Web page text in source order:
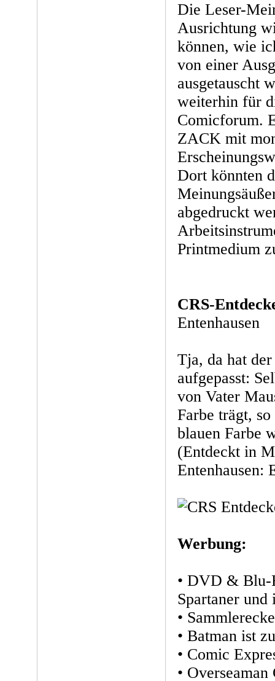
Die Leser-
Ausrichtung
können, wie
von einer
ausgetauscht
weiterhin für
Comicforum.
ZACK mit
Dort könnten
abgedruckt
Printmedium
CRS-
Entenhausen
Tja, da hat
aufgepasst:
von Vater
Farbe trägt,
blauen Farbe
(Entdeckt in
Entenhausen:
Werbung:
• DVD & Blu-
Spartaner
•
• Batman ist
• Comic
•